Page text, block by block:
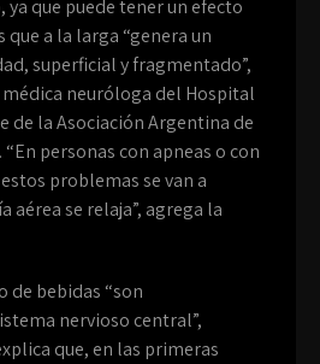
que puede tener un efecto
a la larga “genera un
superficial y fragmentado”,
neuróloga del Hospital
de la Asociación Argentina de
personas con apneas o con
problemas se van a
aérea se relaja”, agrega la
de bebidas “son
nervioso central”,
que, en las primeras